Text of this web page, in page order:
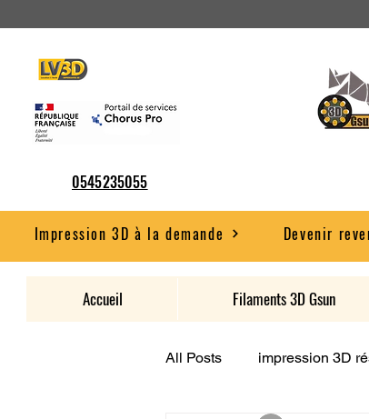
0545235055
Impression 3D à la demande Devenir
Accueil Filaments 3D Gsun
All Posts impression 3D